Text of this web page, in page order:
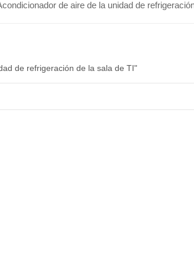
de aire de la unidad de
de refrigeración de la sala de TI"